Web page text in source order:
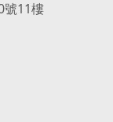
號11樓